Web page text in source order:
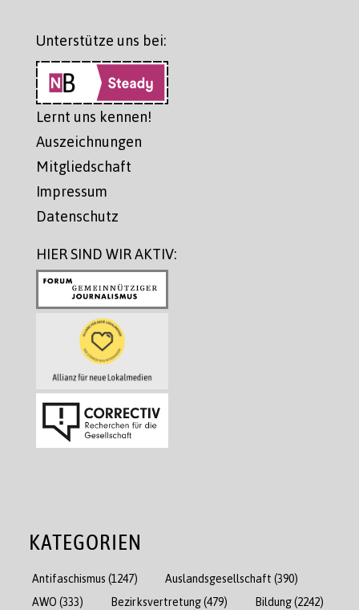
Unterstütze uns bei:
Lernt uns kennen!
Auszeichnungen
Mitgliedschaft
Impressum
Datenschutz
HIER SIND WIR AKTIV:
KATEGORIEN
Antifaschismus (1247) Auslandsgesellschaft (390)
AWO (333) Bezirksvertretung(479) Bildung(2242)